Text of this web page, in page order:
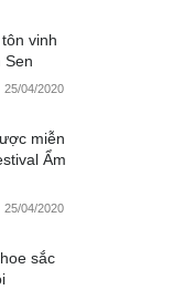
vinh
Sen
25/04/2020
miễn
Ẩm
25/04/2020
sắc